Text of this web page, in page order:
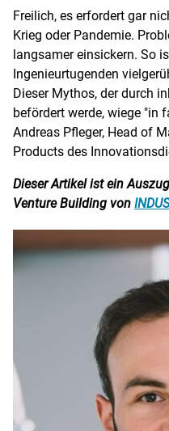
Freilich, es erfordert gar
Krieg oder Pandemie.
langsamer einsickern. So
Ingenieurtugenden
Dieser Mythos, der durch
befördert werde, wiege "in
Andreas Pfleger, Head of
Products des
Dieser Artikel ist ein
Venture Building von